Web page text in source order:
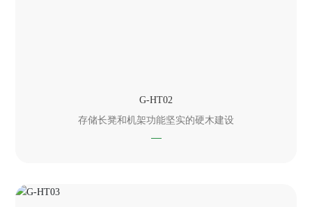
G-HT02
存储长凳和机架功能坚实的硬木建设